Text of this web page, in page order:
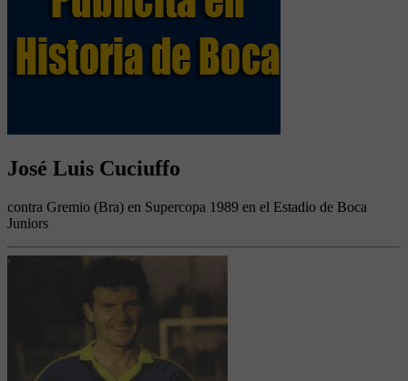
José Luis Cuciuffo
contra Gremio (Bra) en Supercopa 1989 en el Estadio de Boca
Juniors